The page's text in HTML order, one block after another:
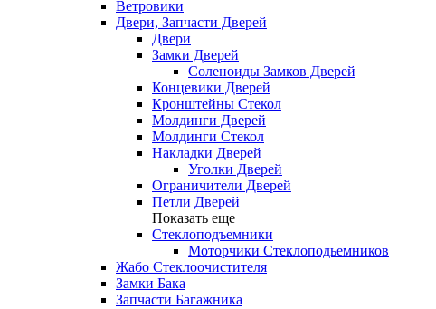
Ветровики
Двери, Запчасти Дверей
Двери
Замки Дверей
Соленоиды Замков Дверей
Концевики Дверей
Кронштейны Стекол
Молдинги Дверей
Молдинги Стекол
Накладки Дверей
Уголки Дверей
Ограничители Дверей
Петли Дверей
Показать еще
Стеклоподъемники
Моторчики Стеклоподьемников
Жабо Стеклоочистителя
Замки Бака
Запчасти Багажника